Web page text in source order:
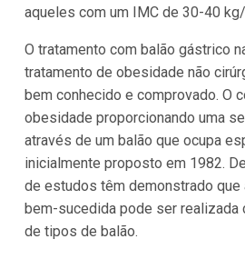
aqueles com um IMC de 30-40 kg/
O tratamento com balão gástrico
tratamento de obesidade não
bem conhecido e comprovado. O
obesidade proporcionando uma
através de um balão que ocupa
inicialmente proposto em 1982.
de estudos têm demonstrado que
bem-sucedida pode ser realizada
de tipos de balão.